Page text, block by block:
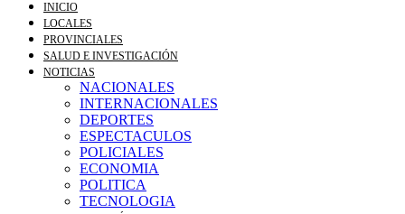
INICIO
LOCALES
PROVINCIALES
SALUD E INVESTIGACIÓN
NOTICIAS
NACIONALES
INTERNACIONALES
DEPORTES
ESPECTACULOS
POLICIALES
ECONOMIA
POLITICA
TECNOLOGIA